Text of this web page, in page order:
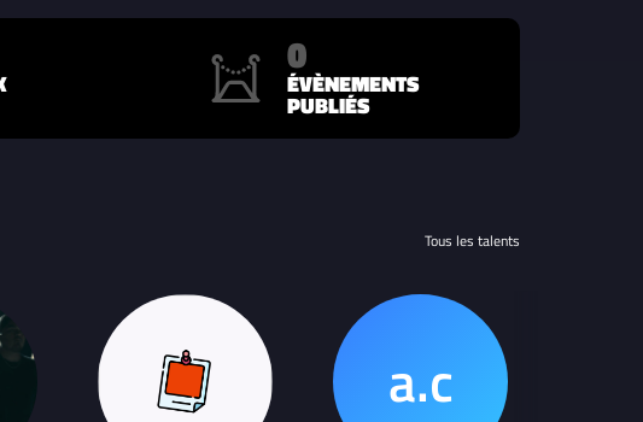
0
ÉVÈNEMENTS
PUBLIÉS
Tous les talents